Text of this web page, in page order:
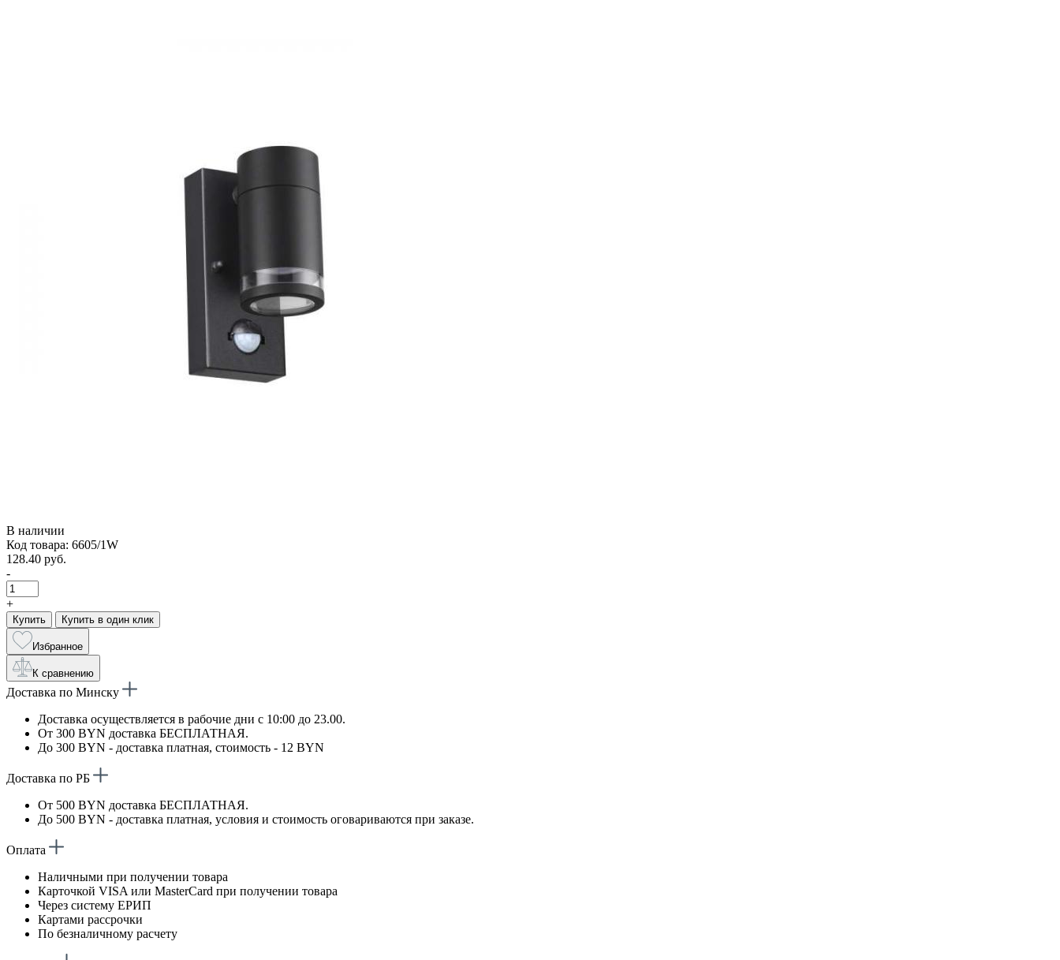
В наличии
Код товара: 6605/1W
128.40 руб.
-
+
Купить Купить в один клик
Избранное
К сравнению
Доставка по Минску
Доставка осуществляется в рабочие дни с 10:00 до 23.00.
От 300 BYN доставка БЕСПЛАТНАЯ.
До 300 BYN - доставка платная, стоимость - 12 BYN
Доставка по РБ
От 500 BYN доставка БЕСПЛАТНАЯ.
До 500 BYN - доставка платная, условия и стоимость оговариваются при заказе.
Оплата
Наличными при получении товара
Карточкой VISA или MasterCard при получении товара
Через систему ЕРИП
Картами рассрочки
По безналичному расчету